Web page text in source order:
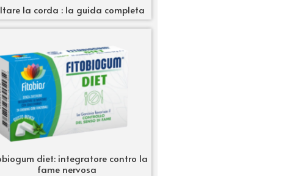
la corda : la guida completa
diet: integratore contro la
fame nervosa